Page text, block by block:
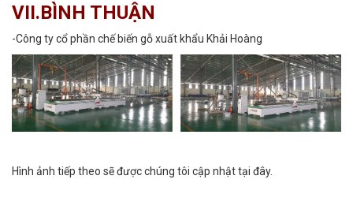
VII.BÌNH THUẬN
-Công ty cổ phần chế biến gỗ xuất khẩu Khải Hoàng
Hình ảnh tiếp theo sẽ được chúng tôi cập nhật tại đây.